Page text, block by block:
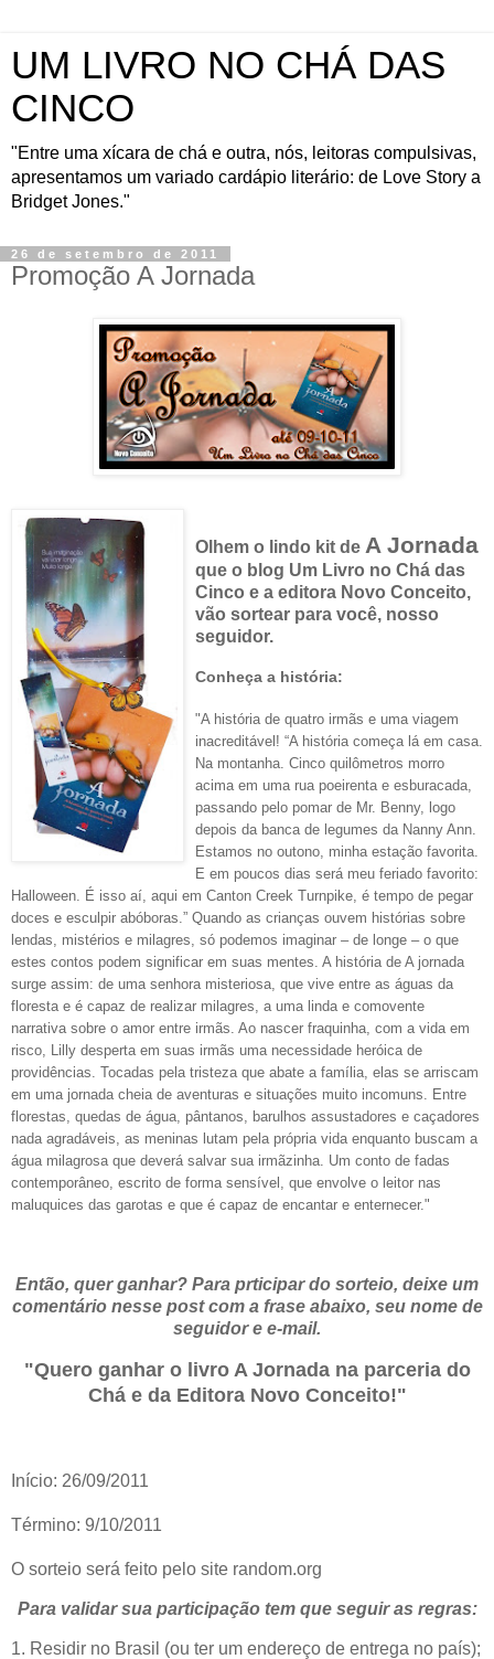
UM LIVRO NO CHÁ DAS
CINCO
"Entre uma xícara de chá e outra, nós, leitoras compulsivas,
apresentamos um variado cardápio literário: de Love Story a
Bridget Jones."
26 de setembro de 2011
Promoção A Jornada
Olhem o lindo kit de A Jornada
que o blog Um Livro no Chá das
Cinco e a editora Novo Conceito,
vão sortear para você, nosso
seguidor.
Conheça a história:
"A história de quatro irmãs e uma viagem
inacreditável! “A história começa lá em casa.
Na montanha. Cinco quilômetros morro
acima em uma rua poeirenta e esburacada,
passando pelo pomar de Mr. Benny, logo
depois da banca de legumes da Nanny Ann.
Estamos no outono, minha estação favorita.
E em poucos dias será meu feriado favorito:
Halloween. É isso aí, aqui em Canton Creek Turnpike, é tempo de pegar
doces e esculpir abóboras.” Quando as crianças ouvem histórias sobre
lendas, mistérios e milagres, só podemos imaginar – de longe – o que
estes contos podem significar em suas mentes. A história de A jornada
surge assim: de uma senhora misteriosa, que vive entre as águas da
floresta e é capaz de realizar milagres, a uma linda e comovente
narrativa sobre o amor entre irmãs. Ao nascer fraquinha, com a vida em
risco, Lilly desperta em suas irmãs uma necessidade heróica de
providências. Tocadas pela tristeza que abate a família, elas se arriscam
em uma jornada cheia de aventuras e situações muito incomuns. Entre
florestas, quedas de água, pântanos, barulhos assustadores e caçadores
nada agradáveis, as meninas lutam pela própria vida enquanto buscam a
água milagrosa que deverá salvar sua irmãzinha. Um conto de fadas
contemporâneo, escrito de forma sensível, que envolve o leitor nas
maluquices das garotas e que é capaz de encantar e enternecer."
Então, quer ganhar? Para prticipar do sorteio, deixe um
comentário nesse post com a frase abaixo, seu nome de
seguidor e e-mail.
"Quero ganhar o livro A Jornada na parceria do
Chá e da Editora Novo Conceito!"
Início: 26/09/2011
Término: 9/10/2011
O sorteio será feito pelo site random.org
Para validar sua participação tem que seguir as regras:
1. Residir no Brasil (ou ter um endereço de entrega no país);